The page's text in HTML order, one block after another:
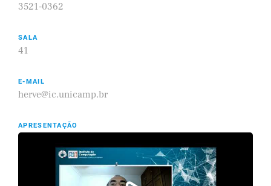
3521-0362
SALA
41
E-MAIL
herve@ic.unicamp.br
APRESENTAÇÃO